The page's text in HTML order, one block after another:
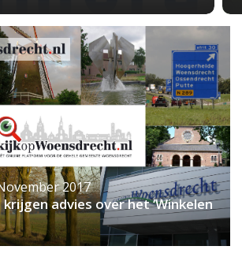
2017
advies over het ‘Winkelen